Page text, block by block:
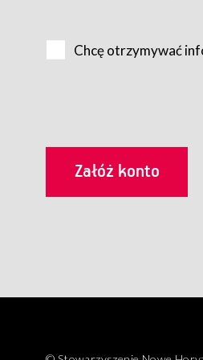
Usługobiorca przed
utrwalenie i
§ 3
Korzystanie ze
Chcę otrzymywać